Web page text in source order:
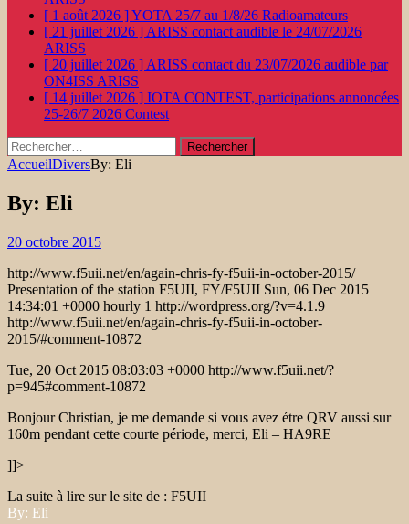
[ 1 août 2026 ]YOTA 25/7 au 1/8/26 Radioamateurs
[ 21 juillet 2026 ] ARISS contact audible le 24/07/2026
ARISS
[ 20 juillet 2026 ] ARISS contact du 23/07/2026 audible par
ON4ISS ARISS
[ 14 juillet 2026 ] IOTA CONTEST, participations annoncées
25-26/7 2026 Contest
Rechercher :
AccueilDiversBy: Eli
By: Eli
20 octobre 2015
http://www.f5uii.net/en/again-chris-fy-f5uii-in-october-2015/
Presentation of the station F5UII, FY/F5UII Sun, 06 Dec 2015
14:34:01 +0000 hourly 1 http://wordpress.org/?v=4.1.9
http://www.f5uii.net/en/again-chris-fy-f5uii-in-october-
2015/#comment-10872
Tue, 20 Oct 2015 08:03:03 +0000 http://www.f5uii.net/?
p=945#comment-10872
Bonjour Christian, je me demande si vous avez étre QRV aussi sur
160m pendant cette courte période, merci, Eli – HA9RE
]]>
La suite à lire sur le site de : F5UII
By: Eli